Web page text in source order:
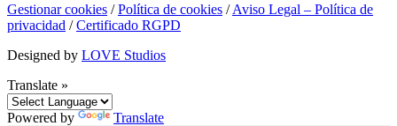
Gestionar cookies /Política de cookies /Aviso Legal – Política de
privacidad /Certificado RGPD
Designed by LOVE Studios
Translate »
Powered by Translate